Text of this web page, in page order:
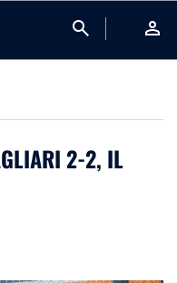
search person
2-2, IL